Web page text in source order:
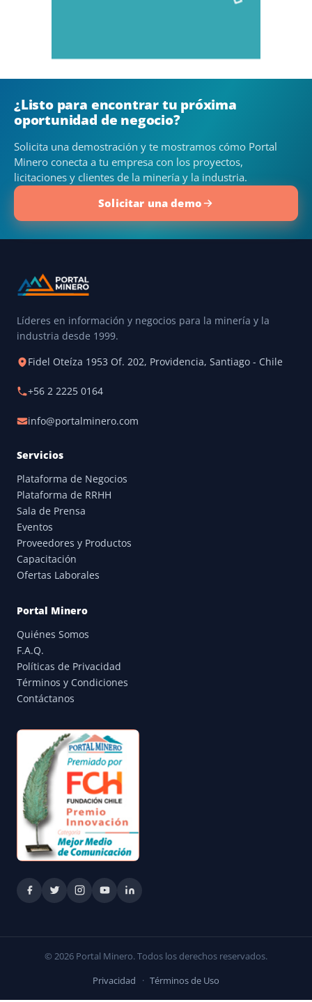
¿Listo para encontrar tu próxima
oportunidad de negocio?
Solicita una demostración y te mostramos cómo Portal
Minero conecta a tu empresa con los proyectos,
licitaciones y clientes de la minería y la industria.
Solicitar una demo
Líderes en información y negocios para la minería y la
industria desde 1999.
Fidel Oteíza 1953 Of. 202, Providencia, Santiago - Chile
+56 2 2225 0164
info@portalminero.com
Servicios
Plataforma de Negocios
Plataforma de RRHH
Sala de Prensa
Eventos
Proveedores y Productos
Capacitación
Ofertas Laborales
Portal Minero
Quiénes Somos
F.A.Q.
Políticas de Privacidad
Términos y Condiciones
Contáctanos
© 2026 Portal Minero. Todos los derechos reservados.
Privacidad · Términos de Uso